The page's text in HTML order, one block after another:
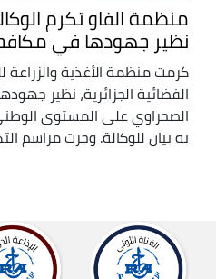
منظمة الفاو تكرم
نظير جهودها في
كرمت منظمة الأغذية والزراعة
الفضائية الجزائرية، نظير
الصحراوي على المستوى الوطني
به بيان للوكالة. وجرت مراسم